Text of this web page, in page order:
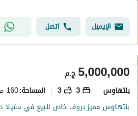
الإيميل اتصل
ج.م5,000,000
بنتهاوس 3
3 المساحة:160 متر مربع